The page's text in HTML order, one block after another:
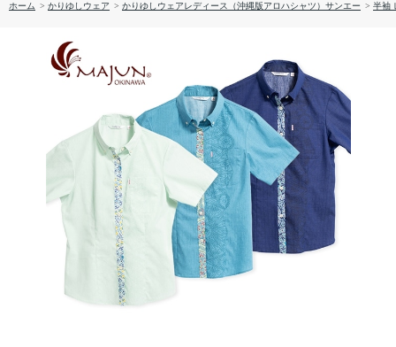
ホーム > かりゆしウェア > かりゆしウェアレディース（沖縄版アロハシャツ）サンエー > 半袖